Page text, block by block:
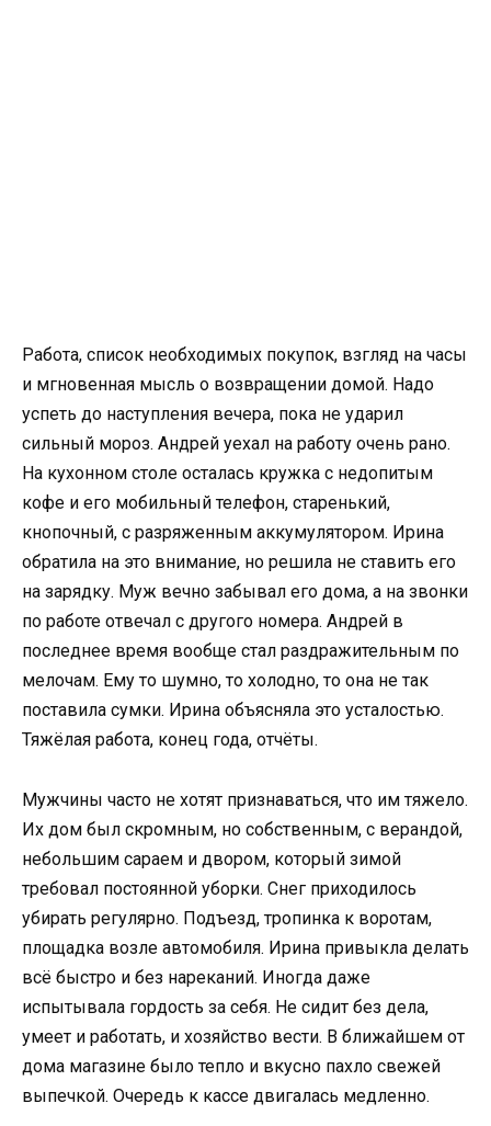
Работа, список необходимых покупок, взгляд на часы
и мгновенная мысль о возвращении домой. Надо
успеть до наступления вечера, пока не ударил
сильный мороз. Андрей уехал на работу очень рано.
На кухонном столе осталась кружка с недопитым
кофе и его мобильный телефон, старенький,
кнопочный, с разряженным аккумулятором. Ирина
обратила на это внимание, но решила не ставить его
на зарядку. Муж вечно забывал его дома, а на звонки
по работе отвечал с другого номера. Андрей в
последнее время вообще стал раздражительным по
мелочам. Ему то шумно, то холодно, то она не так
поставила сумки. Ирина объясняла это усталостью.
Тяжёлая работа, конец года, отчёты.
Мужчины часто не хотят признаваться, что им тяжело.
Их дом был скромным, но собственным, с верандой,
небольшим сараем и двором, который зимой
требовал постоянной уборки. Снег приходилось
убирать регулярно. Подъезд, тропинка к воротам,
площадка возле автомобиля. Ирина привыкла делать
всё быстро и без нареканий. Иногда даже
испытывала гордость за себя. Не сидит без дела,
умеет и работать, и хозяйство вести. В ближайшем от
дома магазине было тепло и вкусно пахло свежей
выпечкой. Очередь к кассе двигалась медленно.